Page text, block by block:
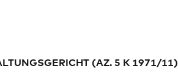
(AZ. 5 K 1971/11)